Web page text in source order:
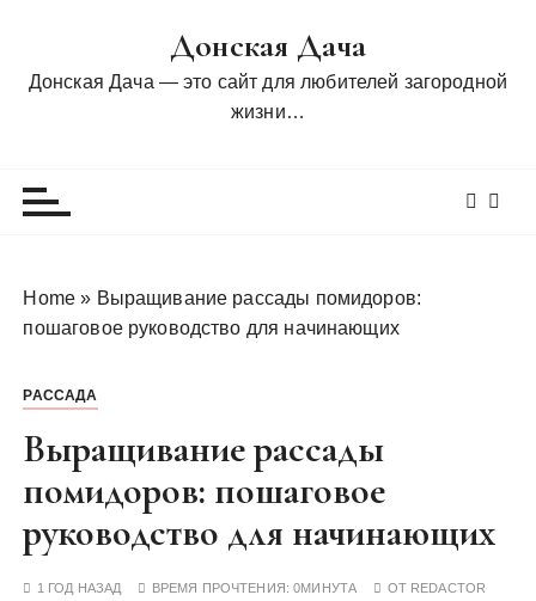
Донская Дача
Донская Дача — это сайт для любителей загородной
жизни…
Home » Выращивание рассады помидоров:
пошаговое руководство для начинающих
РАССАДА
Выращивание рассады
помидоров: пошаговое
руководство для начинающих
1 ГОД НАЗАД ВРЕМЯ ПРОЧТЕНИЯ:0МИНУТА ОТ REDACTOR